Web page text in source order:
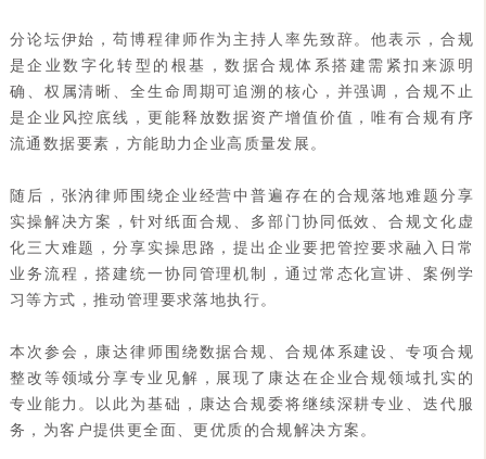
分论坛伊始，苟博程律师作为主持人率先致辞。他表示，合规
是企业数字化转型的根基，数据合规体系搭建需紧扣来源明
确、权属清晰、全生命周期可追溯的核心，并强调，合规不止
是企业风控底线，更能释放数据资产增值价值，唯有合规有序
流通数据要素，方能助力企业高质量发展。
随后，张汭律师围绕企业经营中普遍存在的合规落地难题分享
实操解决方案，针对纸面合规、多部门协同低效、合规文化虚
化三大难题，分享实操思路，提出企业要把管控要求融入日常
业务流程，搭建统一协同管理机制，通过常态化宣讲、案例学
习等方式，推动管理要求落地执行。
本次参会，康达律师围绕数据合规、合规体系建设、专项合规
整改等领域分享专业见解，展现了康达在企业合规领域扎实的
专业能力。以此为基础，康达合规委将继续深耕专业、迭代服
务，为客户提供更全面、更优质的合规解决方案。